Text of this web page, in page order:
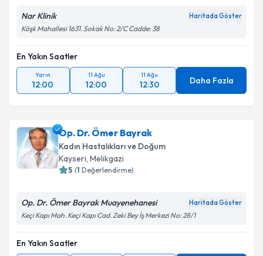
Nar Klinik Haritada Göster
Köşk Mahallesi 1631. Sokak No: 2/C Cadde: 38
En Yakın Saatler
Yarın
12:00
11 Ağu
12:00
11 Ağu
12:30 Daha Fazla
Op. Dr. Ömer Bayrak
Kadın Hastalıkları ve Doğum
Kayseri, Melikgazi
5 (1 Değerlendirme)
Op. Dr. Ömer Bayrak Muayenehanesi Haritada Göster
Keçi Kapı Mah. Keçi Kapı Cad. Zeki Bey İş Merkezi No: 28/1
En Yakın Saatler